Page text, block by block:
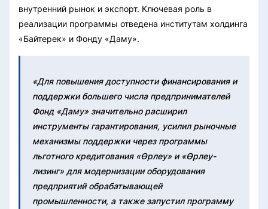
внутренний рынок и экспорт. Ключевая роль в
реализации программы отведена институтам холдинга
«Байтерек» и Фонду «Даму».
«Для повышения доступности финансирования и
поддержки большего числа предпринимателей
Фонд «Даму» значительно расширил
инструменты гарантирования, усилил рыночные
механизмы поддержки через программы
льготного кредитования «Өрлеу» и «Өрлеу-
лизинг» для модернизации оборудования
предприятий обрабатывающей
промышленности, а также запустил программу